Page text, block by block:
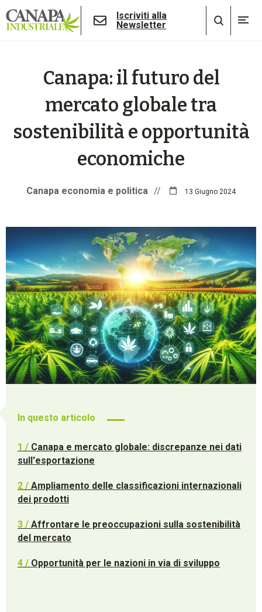
Iscriviti alla
Newsletter
Canapa: il futuro del
mercato globale tra
sostenibilità e opportunità
economiche
Canapa economia e politica // 13 Giugno 2024
In questo articolo
1 / Canapa e mercato globale: discrepanze nei dati
sull'esportazione
2 / Ampliamento delle classificazioni internazionali
dei prodotti
3 / Affrontare le preoccupazioni sulla sostenibilità
del mercato
4 / Opportunità per le nazioni in via di sviluppo